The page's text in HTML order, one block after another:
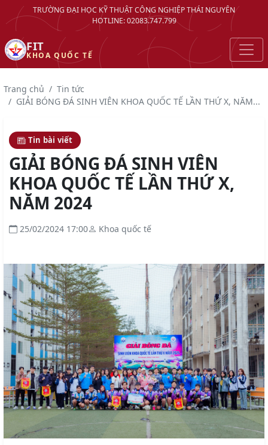
TRƯỜNG ĐẠI HỌC KỸ THUẬT CÔNG NGHIỆP THÁI NGUYÊN
HOTLINE: 02083.747.799
FIT
KHOA QUỐC TẾ
Trang chủ
Tin tức
GIẢI BÓNG ĐÁ SINH VIÊN KHOA QUỐC TẾ LẦN THỨ X, NĂM...
Tin bài viết
GIẢI BÓNG ĐÁ SINH VIÊN
KHOA QUỐC TẾ LẦN THỨ X,
NĂM 2024
25/02/2024 17:00 Khoa quốc tế